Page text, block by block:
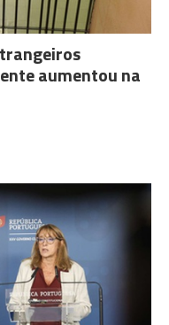
aumentou na